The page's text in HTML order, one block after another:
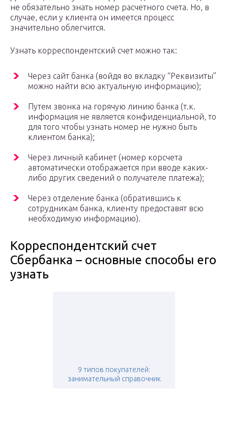
не обязательно знать номер расчетного счета. Но, в
случае, если у клиента он имеется процесс
значительно облегчится.
Узнать корреспондентский счет можно так:
Через сайт банка (войдя во вкладку “Реквизиты”
можно найти всю актуальную информацию);
Путем звонка на горячую линию банка (т.к.
информация не является конфиденциальной, то
для того чтобы узнать номер не нужно быть
клиентом банка);
Через личный кабинет (номер корсчета
автоматически отображается при вводе каких-
либо других сведений о получателе платежа);
Через отделение банка (обратившись к
сотрудникам банка, клиенту предоставят всю
необходимую информацию).
Корреспондентский счет
Сбербанка – основные способы его
узнать
9 типов покупателей:
занимательный справочник